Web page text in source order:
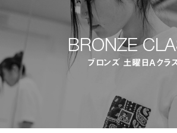
BRONZE
ブロンズ 土曜日Aクラ